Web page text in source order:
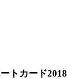
トカード2018